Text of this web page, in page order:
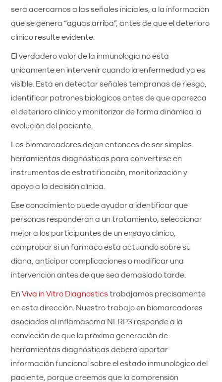
será acercarnos a las señales iniciales, a la información
que se genera “aguas arriba”, antes de que el deterioro
clínico resulte evidente.
El verdadero valor de la inmunología no está
únicamente en intervenir cuando la enfermedad ya es
visible. Está en detectar señales tempranas de riesgo,
identificar patrones biológicos antes de que aparezca
el deterioro clínico y monitorizar de forma dinámica la
evolución del paciente.
Los biomarcadores dejan entonces de ser simples
herramientas diagnósticas para convertirse en
instrumentos de estratificación, monitorización y
apoyo a la decisión clínica.
Ese conocimiento puede ayudar a identificar qué
personas responderán a un tratamiento, seleccionar
mejor a los participantes de un ensayo clínico,
comprobar si un fármaco está actuando sobre su
diana, anticipar complicaciones o modificar una
intervención antes de que sea demasiado tarde.
EnViva in Vitro Diagnostics trabajamos precisamente
en esta dirección. Nuestro trabajo en biomarcadores
asociados al inflamasoma NLRP3 responde a la
convicción de que la próxima generación de
herramientas diagnósticas deberá aportar
información funcional sobre el estado inmunológico del
paciente, porque creemos que la comprensión